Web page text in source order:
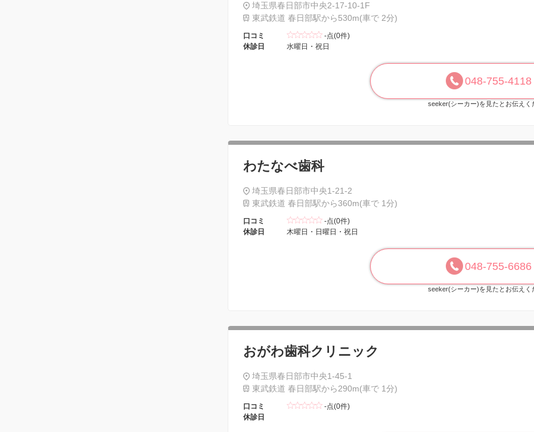
埼玉県春日部市中央2-17-10-1F
東武鉄道 春日部駅から530m(車で 2分)
口コミ
-点(0件)
休診日
水曜日・祝日
048-755-4118
seeker(シーカー)を見たとお伝えく
わたなべ歯科
埼玉県春日部市中央1-21-2
東武鉄道 春日部駅から360m(車で 1分)
口コミ
-点(0件)
休診日
木曜日・日曜日・祝日
048-755-6686
seeker(シーカー)を見たとお伝えく
おがわ歯科クリニック
埼玉県春日部市中央1-45-1
東武鉄道 春日部駅から290m(車で 1分)
口コミ
-点(0件)
休診日